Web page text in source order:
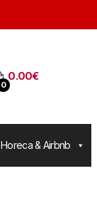
0
0.00€
Horeca & Airbnb